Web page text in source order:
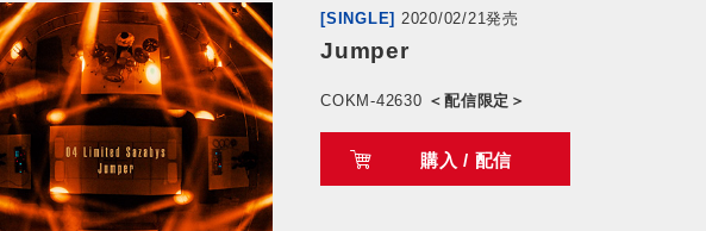
[SINGLE] 2020/02/21発売
Jumper
COKM-42630 ＜配信限定＞
購入 / 配信